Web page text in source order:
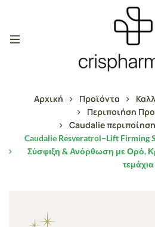
Αρχική Προϊόντα
Περιποιήση
Caudalie
Caudalie Resveratrol–Lift Firming
Σύσφιξη & Ανόρθωση με Ορό,
τεμάχια